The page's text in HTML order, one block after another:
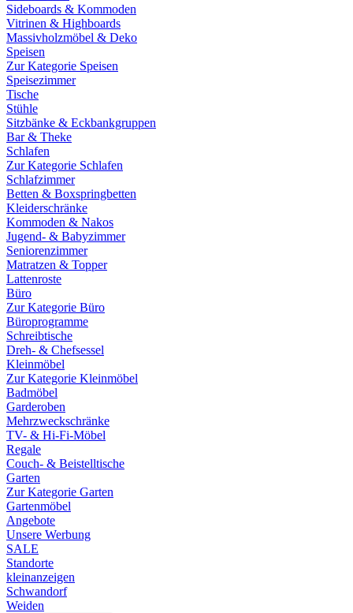
Sideboards & Kommoden
Vitrinen & Highboards
Massivholzmöbel & Deko
Speisen
Zur Kategorie Speisen
Speisezimmer
Tische
Stühle
Sitzbänke & Eckbankgruppen
Bar & Theke
Schlafen
Zur Kategorie Schlafen
Schlafzimmer
Betten & Boxspringbetten
Kleiderschränke
Kommoden & Nakos
Jugend- & Babyzimmer
Seniorenzimmer
Matratzen & Topper
Lattenroste
Büro
Zur Kategorie Büro
Büroprogramme
Schreibtische
Dreh- & Chefsessel
Kleinmöbel
Zur Kategorie Kleinmöbel
Badmöbel
Garderoben
Mehrzweckschränke
TV- & Hi-Fi-Möbel
Regale
Couch- & Beistelltische
Garten
Zur Kategorie Garten
Gartenmöbel
Angebote
Unsere Werbung
SALE
Standorte
kleinanzeigen
Schwandorf
Weiden